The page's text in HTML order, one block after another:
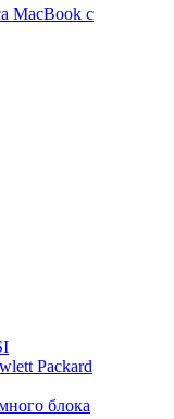
MacBook с
Packard
блока